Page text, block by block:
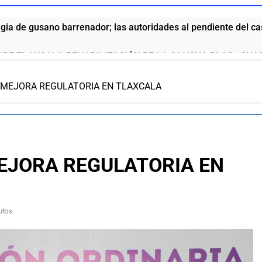
de gusano barrenador; las autoridades al pendiente del
DE TLAXCALA REHABILITACIÓN DE LA CANCHA BLAS
vinculada al crimen organizado y la DEA ya la tiene en la
REGULATORIA EN TLAXCALA
REGULATORIA EN